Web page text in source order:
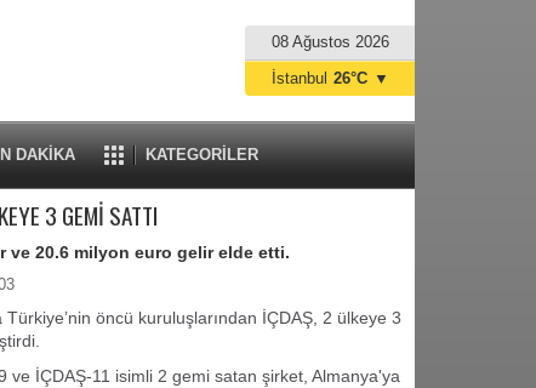
08 Ağustos 2026
DAKİKA KATEGORİLER
İstanbul 26°C ▼
3 GEMİ SATTI
ve 20.6 milyon euro gelir elde etti.
Türkiye’nin öncü kuruluşlarından İÇDAŞ, 2 ülkeye 3
ve İÇDAŞ-11 isimli 2 gemi satan şirket, Almanya'ya